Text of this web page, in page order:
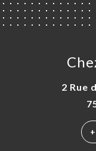
2 Rue